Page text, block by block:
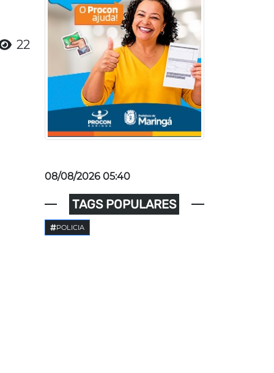
22
08/08/2026 05:40
TAGS POPULARES
POLICIA